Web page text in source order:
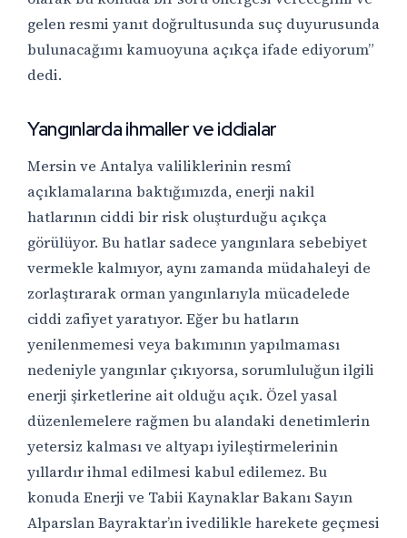
gelen resmi yanıt doğrultusunda suç duyurusunda
bulunacağımı kamuoyuna açıkça ifade ediyorum”
dedi.
Yangınlarda ihmaller ve iddialar
Mersin ve Antalya valiliklerinin resmî
açıklamalarına baktığımızda, enerji nakil
hatlarının ciddi bir risk oluşturduğu açıkça
görülüyor. Bu hatlar sadece yangınlara sebebiyet
vermekle kalmıyor, aynı zamanda müdahaleyi de
zorlaştırarak orman yangınlarıyla mücadelede
ciddi zafiyet yaratıyor. Eğer bu hatların
yenilenmemesi veya bakımının yapılmaması
nedeniyle yangınlar çıkıyorsa, sorumluluğun ilgili
enerji şirketlerine ait olduğu açık. Özel yasal
düzenlemelere rağmen bu alandaki denetimlerin
yetersiz kalması ve altyapı iyileştirmelerinin
yıllardır ihmal edilmesi kabul edilemez. Bu
konuda Enerji ve Tabii Kaynaklar Bakanı Sayın
Alparslan Bayraktar’ın ivedilikle harekete geçmesi